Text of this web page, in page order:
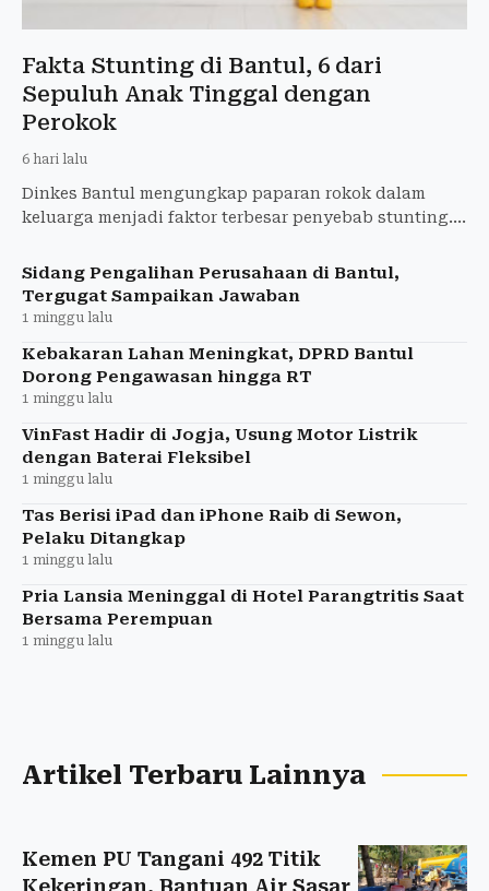
Fakta Stunting di Bantul, 6 dari
Sepuluh Anak Tinggal dengan
Perokok
6 hari lalu
Dinkes Bantul mengungkap paparan rokok dalam
keluarga menjadi faktor terbesar penyebab stunting.
tantangan masih
Sidang Pengalihan Perusahaan di Bantul,
Tergugat Sampaikan Jawaban
1 minggu lalu
Kebakaran Lahan Meningkat, DPRD Bantul
Dorong Pengawasan hingga RT
1 minggu lalu
VinFast Hadir di Jogja, Usung Motor Listrik
dengan Baterai Fleksibel
1 minggu lalu
Tas Berisi iPad dan iPhone Raib di Sewon,
Pelaku Ditangkap
1 minggu lalu
Pria Lansia Meninggal di Hotel Parangtritis Saat
Bersama Perempuan
1 minggu lalu
Artikel Terbaru Lainnya
Kemen PU Tangani 492 Titik
Kekeringan, Bantuan Air Sasar